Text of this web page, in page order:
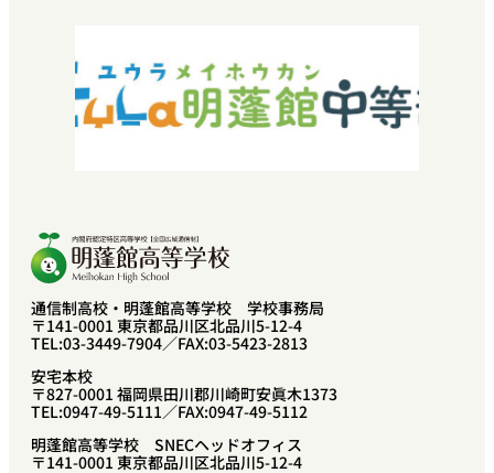
採用情報
SNEC提携希望の方へ
中学校教諭・福祉関係者の方へ
通信制高校・明蓬館高等学校 学校事務局
〒141-0001 東京都品川区北品川5-12-4
TEL:03-3449-7904／FAX:03-5423-2813
安宅本校
〒827-0001 福岡県田川郡川崎町安眞木1373
TEL:0947-49-5111／FAX:0947-49-5112
明蓬館高等学校 SNECヘッドオフィス
〒141-0001 東京都品川区北品川5-12-4